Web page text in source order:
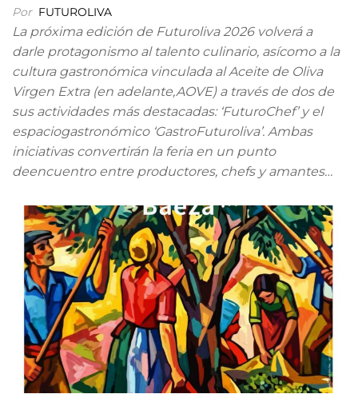
Por FUTUROLIVA
La próxima edición de Futuroliva 2026 volverá a
darle protagonismo al talento culinario, asícomo a la
cultura gastronómica vinculada al Aceite de Oliva
Virgen Extra (en adelante,AOVE) a través de dos de
sus actividades más destacadas: ‘FuturoChef’ y el
espaciogastronómico ‘GastroFuturoliva’. Ambas
iniciativas convertirán la feria en un punto
deencuentro entre productores, chefs y amantes…